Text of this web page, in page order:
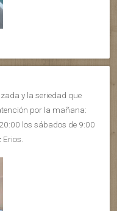
y la seriedad que
por la mañana:
los sábados de 9:00